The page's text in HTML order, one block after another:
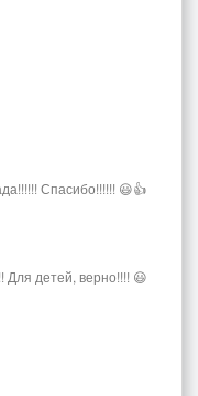
Спасибо!!!!!! 😃👍
Для детей, верно!!!! 😃